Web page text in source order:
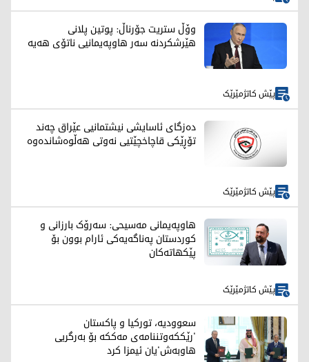
وۆڵ ستریت جۆرناڵ: پوتین پلانی
هێرشکردنە سەر هاوپەیمانیی ناتۆی هەیە
پێش کاتژمێرێک
دەزگای ئاسایشی نیشتمانیی عێراق چەند
تۆڕێکی قاچاخچێتیی نەوتی هەڵوەشاندەوە
پێش کاتژمێرێک
هاوپەیمانی مەسیحی: سەرۆک بارزانی و
کوردستان په‌ناگه‌یه‌كی ئارام بوون بۆ
پێکهاتەکان
پێش کاتژمێرێک
سعوودیە، تورکیا و پاکستان
'رێککەوتننامەی مەککە بۆ بەرگریی
هاوبەش'یان ئیمزا کرد